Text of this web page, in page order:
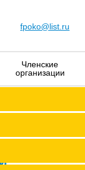
fpoko@list.ru
Членские
организации